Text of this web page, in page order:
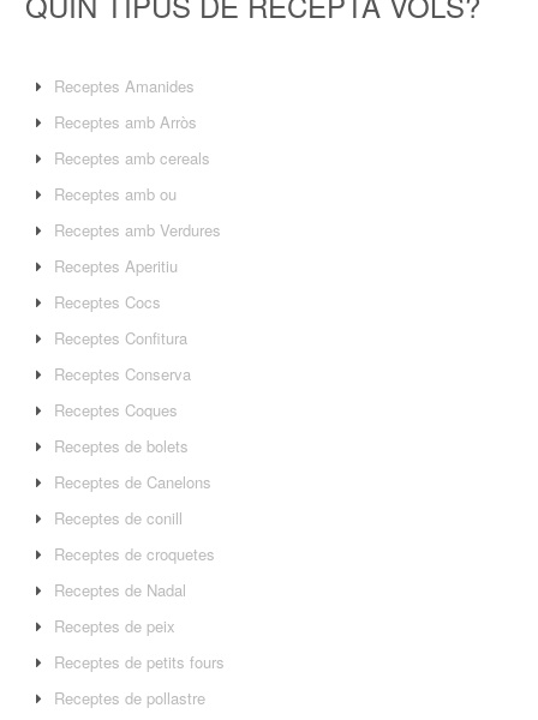
Receptes Amanides
Receptes amb Arròs
Receptes amb cereals
Receptes amb ou
Receptes amb Verdures
Receptes Aperitiu
Receptes Cocs
Receptes Confitura
Receptes Conserva
Receptes Coques
Receptes de bolets
Receptes de Canelons
Receptes de conill
Receptes de croquetes
Receptes de Nadal
Receptes de peix
Receptes de petits fours
Receptes de pollastre